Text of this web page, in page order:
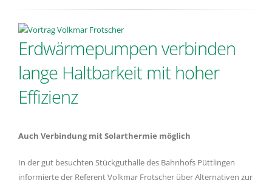
Erdwärmepumpen verbinden
lange Haltbarkeit mit hoher
Effizienz
Auch Verbindung mit Solarthermie möglich
In der gut besuchten Stückguthalle des Bahnhofs Püttlingen
informierte der Referent Volkmar Frotscher über Alternativen zur